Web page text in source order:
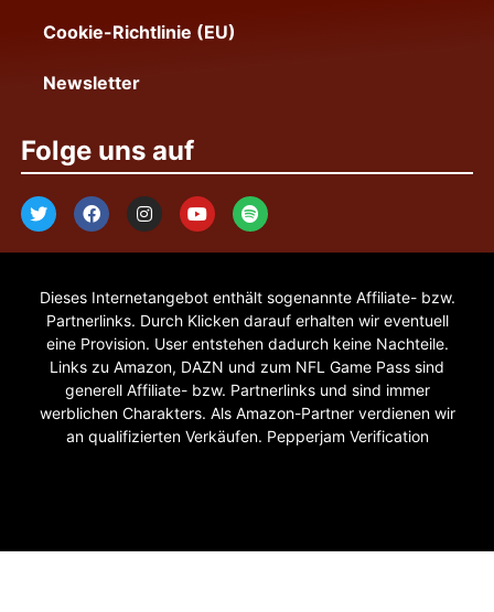
Cookie-Richtlinie (EU)
Newsletter
Folge uns auf
Dieses Internetangebot enthält sogenannte Affiliate- bzw.
Partnerlinks. Durch Klicken darauf erhalten wir eventuell
eine Provision. User entstehen dadurch keine Nachteile.
Links zu Amazon, DAZN und zum NFL Game Pass sind
generell Affiliate- bzw. Partnerlinks und sind immer
werblichen Charakters. Als Amazon-Partner verdienen wir
an qualifizierten Verkäufen. Pepperjam Verification